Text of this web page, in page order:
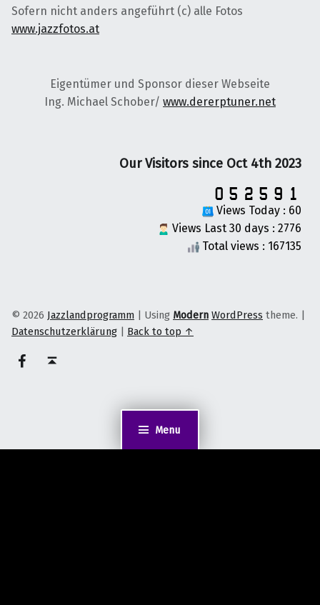
Menu
Sofern nicht anders angeführt (c) alle Fotos
www.jazzfotos.at
Eigentümer und Sponsor dieser Webseite
Ing. Michael Schober/ www.dererptuner.net
Our Visitors since Oct 4th 2023
Views Today : 60
Views Last 30 days : 2776
Total views : 167135
© 2026 Jazzlandprogramm | Using Modern WordPress theme. |
Datenschutzerklärung | Back to top ↑